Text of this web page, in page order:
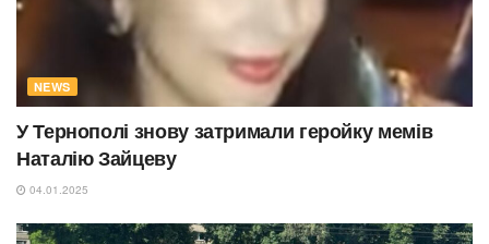
NEWS
У Тернополі знову затримали геройку мемів
Наталію Зайцеву
04.01.2025